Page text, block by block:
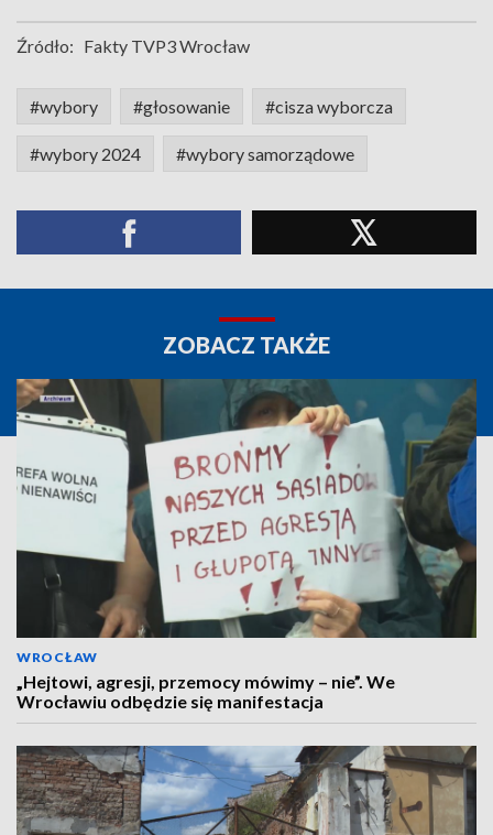
Źródło: Fakty TVP3 Wrocław
#wybory #głosowanie #cisza wyborcza
#wybory 2024 #wybory samorządowe
ZOBACZ TAKŻE
WROCŁAW
„Hejtowi, agresji, przemocy mówimy – nie”. We
Wrocławiu odbędzie się manifestacja